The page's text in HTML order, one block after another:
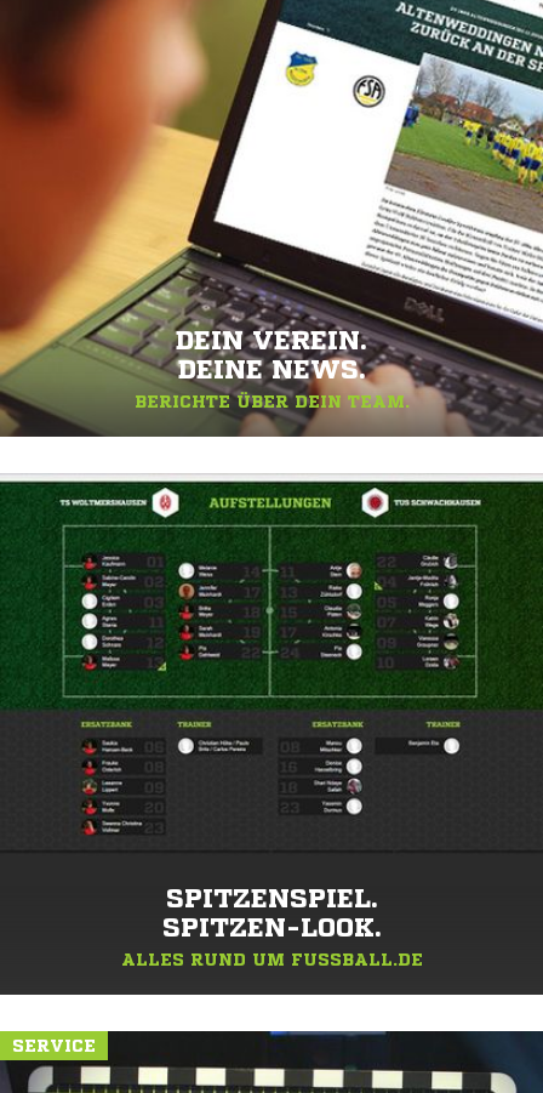
DEIN VEREIN.
DEINE NEWS.
BERICHTE ÜBER DEIN TEAM.
SPITZENSPIEL.
SPITZEN-LOOK.
ALLES RUND UM FUSSBALL.DE
SERVICE